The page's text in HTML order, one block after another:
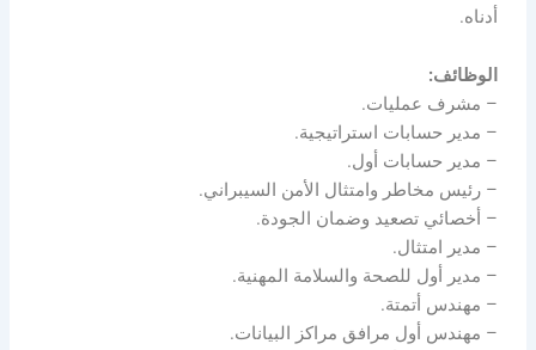
أدناه.
الوظائف:
– مشرف عمليات.
– مدير حسابات استراتيجية.
– مدير حسابات أول.
– رئيس مخاطر وامتثال الأمن السيبراني.
– أخصائي تصعيد وضمان الجودة.
– مدير امتثال.
– مدير أول للصحة والسلامة المهنية.
– مهندس أتمتة.
– مهندس أول مرافق مراكز البيانات.